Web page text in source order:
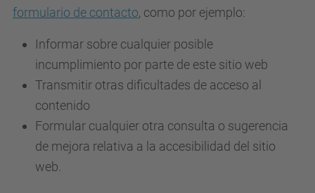
formulario de contacto, como por ejemplo:
Informar sobre cualquier posible
incumplimiento por parte de este sitio web
Transmitir otras dificultades de acceso al
contenido
Formular cualquier otra consulta o sugerencia
de mejora relativa a la accesibilidad del sitio
web.